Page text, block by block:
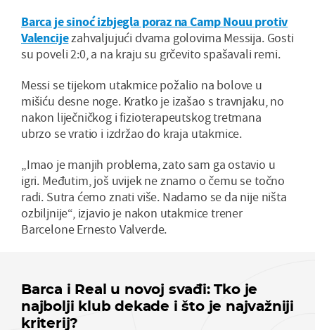
Barca je sinoć izbjegla poraz na Camp Nouu protiv
Valencijezahvaljujući dvama golovima Messija. Gosti
su poveli 2:0, a na kraju su grčevito spašavali remi.
Messi se tijekom utakmice požalio na bolove u
mišiću desne noge. Kratko je izašao s travnjaku, no
nakon liječničkog i fizioterapeutskog tretmana
ubrzo se vratio i izdržao do kraja utakmice.
„Imao je manjih problema, zato sam ga ostavio u
igri. Međutim, još uvijek ne znamo o čemu se točno
radi. Sutra ćemo znati više. Nadamo se da nije ništa
ozbiljnije“, izjavio je nakon utakmice trener
Barcelone Ernesto Valverde.
Barca i Real u novoj svađi: Tko je
najbolji klub dekade i što je najvažniji
kriterij?